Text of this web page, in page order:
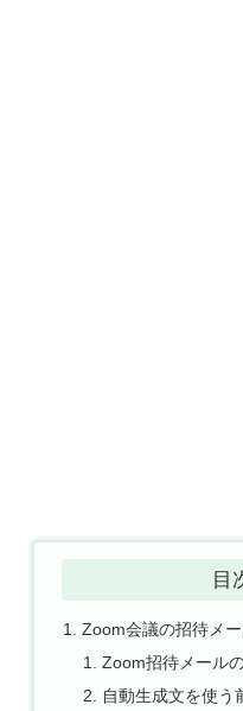
目
Zoom会議の招待メ
Zoom招待メール
自動生成文を使う